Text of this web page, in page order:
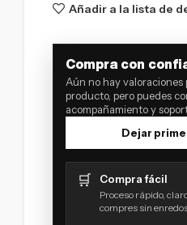
Añadir a la lista de
Compra con
Aún no hay valoraciones
producto, pero puedes
acompañamiento y
Dejar
🛒 Compra fácil
Proceso rápido,
compres sin